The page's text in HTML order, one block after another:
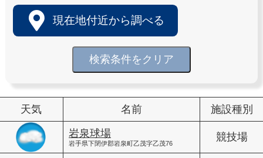
現在地付近から調べる
検索条件をクリア
天気 名前 施設種別
岩泉球場
岩手県下閉伊郡岩泉町乙茂字乙茂76
競技場